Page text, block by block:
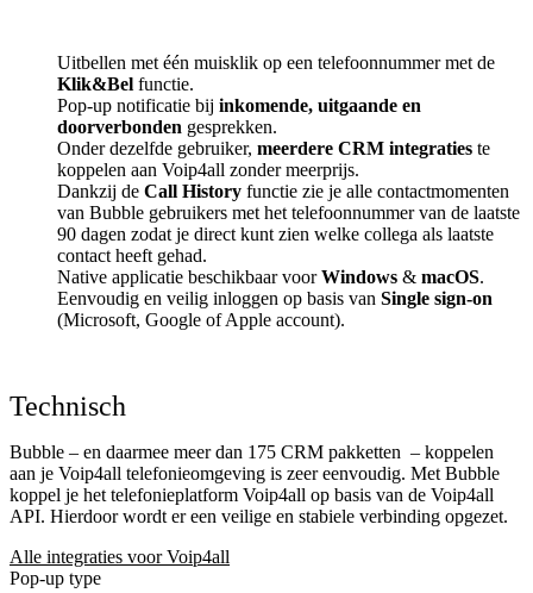
Uitbellen met één muisklik op een telefoonnummer met de
Klik&Bel functie.
Pop-up notificatie bij inkomende, uitgaande en
doorverbonden gesprekken.
Onder dezelfde gebruiker, meerdere CRM integraties te
koppelen aan Voip4all zonder meerprijs.
Dankzij de Call History functie zie je alle contactmomenten
van Bubble gebruikers met het telefoonnummer van de laatste
90 dagen zodat je direct kunt zien welke collega als laatste
contact heeft gehad.
Native applicatie beschikbaar voorWindows & macOS.
Eenvoudig en veilig inloggen op basis van Single sign-on
(Microsoft, Google of Apple account).
Technisch
Bubble – en daarmee meer dan 175 CRM pakketten – koppelen
aan je Voip4all telefonieomgeving is zeer eenvoudig. Met Bubble
koppel je het telefonieplatform Voip4all op basis van de Voip4all
API. Hierdoor wordt er een veilige en stabiele verbinding opgezet.
Alle integraties voor Voip4all
Pop-up type